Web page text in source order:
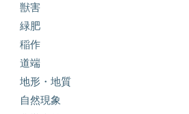
獣害
緑肥
稲作
道端
地形・地質
自然現象